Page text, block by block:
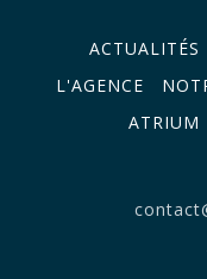
ACTUALITÉS
L'AGENCE
ATRIUM